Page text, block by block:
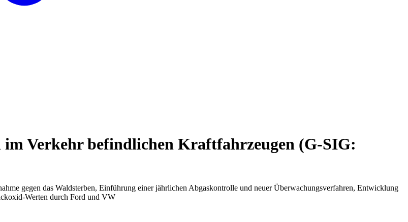
im Verkehr befindlichen Kraftfahrzeugen (G-SIG:
gegen das Waldsterben, Einführung einer jährlichen Abgaskontrolle und neuer Überwachungsverfahren, Entwicklung
Werten durch Ford und VW